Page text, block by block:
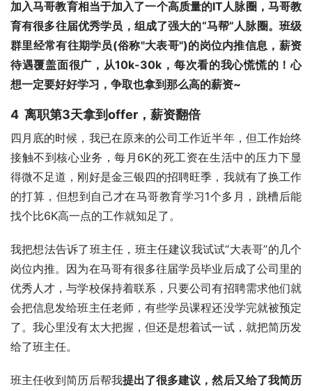
加入马哥教育相当于加入了一个高质量的IT人脉圈，马哥教
育有很多往届优秀学员，组成了强大的“马帮”人脉圈。 班级
群里经常有往期学员(俗称"大表哥")的岗位内推信息，薪资
待遇覆盖面很广，从10k-30k，每次看的我心慌慌的！心
想一定要好好学习，争取也拿到那么高的薪资~
4 离职第3天拿到offer，薪资翻倍
四月底的时候，我已在原来的公司工作近半年，但工作始终
接触不到核心业务，每月6K的死工资在生活中的压力下显
得微不足道，刚好是金三银四的招聘旺季，我就有了换工作
的打算，但想到自己才在马哥教育学习1个多月，跳槽后能
找个比6K高一点的工作就知足了。
我把想法告诉了班主任，班主任建议我试试“大表哥”的几个
岗位内推。因为在马哥有很多往届学员毕业后成了公司里的
优秀人才，与学校保持着联系，只要公司有招聘需求他们就
会把信息发给班主任老师，有些学员课程还没学完就被预定
了。我心里没有太大把握，但还是想着试一试，就把简历发
给了班主任。
班主任收到简历后帮我提出了很多建议，然后又给了我简历